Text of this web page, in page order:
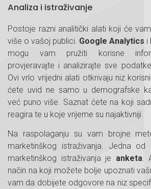
Analiza i istraživanje
Postoje razni analitički alati koji će
više o vašoj publici. Google Analytics i
mogu vam pružiti korisne
provjeravajte i analizirajte sve
Ovi vrlo vrijedni alati otkrivaju niz
ćete uvid ne samo u demografske
već puno više. Saznat ćete na koji
reagira te u koje vrijeme su najaktivniji.
Na raspolaganju su vam brojne
marketinškog istraživanja. Jedna od
marketinškog istraživanja je anketa .
način na koji možete bolje upoznati
vam da dobijete odgovore na niz